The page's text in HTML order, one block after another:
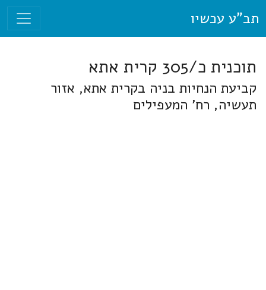
תב"ע עכשיו
תוכנית כ/305 קרית אתא
קביעת הנחיות בניה בקרית אתא, אזור
תעשיה, רח' המעפילים